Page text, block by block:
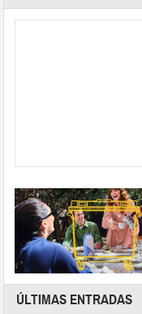
ÚLTIMAS ENTRADAS